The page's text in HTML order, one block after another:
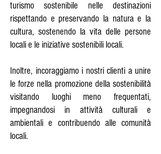
turismo sostenibile nelle destinazioni
rispettando e preservando la natura e la
cultura, sostenendo la vita delle persone
locali e le iniziative sostenibili locali.
Inoltre, incoraggiamo i nostri clienti a unire
le forze nella promozione della sostenibilità
visitando luoghi meno frequentati,
impegnandosi in attività culturali e
ambientali e contribuendo alle comunità
locali.